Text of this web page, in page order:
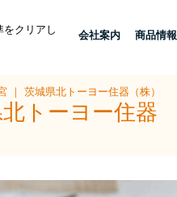
をクリアし
会社案内 商品情報
｜ 茨城県北トーヨー住器（株）
トーヨー住器